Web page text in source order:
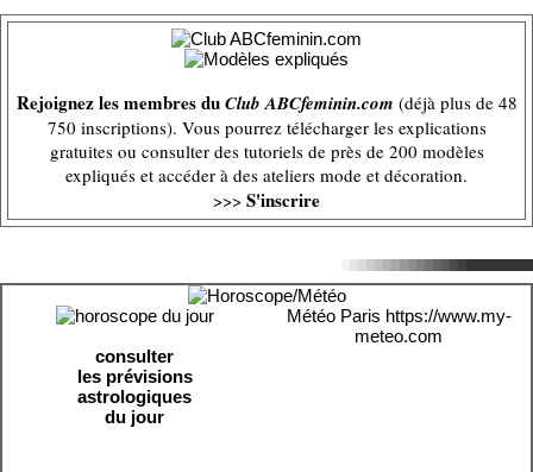
Rejoignez les membres duClub ABCfeminin.com (déjà plus de 48
750 inscriptions). Vous pourrez télécharger les explications
gratuites ou consulter des tutoriels de près de 200 modèles
expliqués et accéder à des ateliers mode et décoration.
>>> S'inscrire
consulter
les prévisions
astrologiques
du jour
Météo Paris https://www.my-
meteo.com